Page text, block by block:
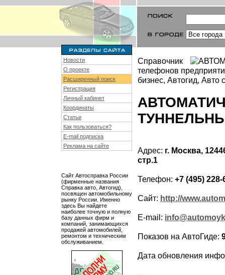
Новости
О проекте
Расширенный поиск
Регистрация
Личный кабинет
Координаты
Статьи
Как пользоваться?
E-mail подписка
Реклама на сайте
Сайт Автосправка России
(фирменные названия
Справка авто, Автогид),
посвящен автомобильному
рынку России. Именно
здесь Вы найдете
наиболее точную и полную
базу данных фирм и
компаний, занимающихся
продажей автомобилей,
ремонтом и техническим
обслуживанием.
Справочник
телефонов
бизнес, Автогид, Авто
Адрес: г. Москва,
стр.1
Телефон: +7 (495) 228-
Сайт: http://
E-mail:
Показов на АвтоГиде:
Дата обновления